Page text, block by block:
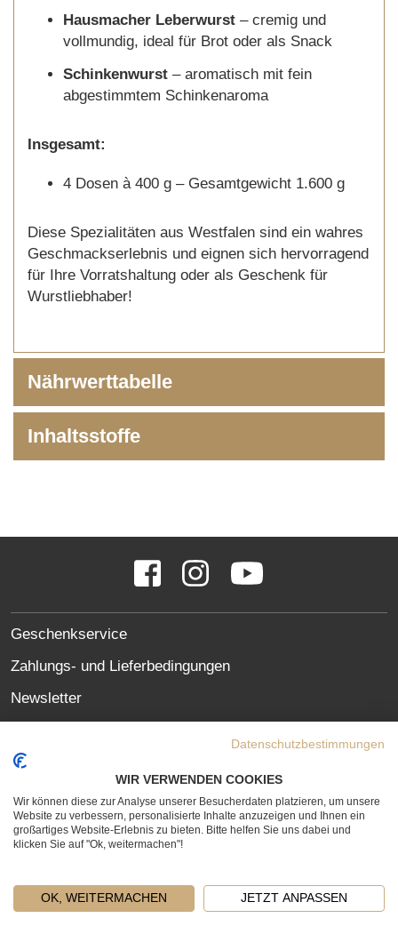
Hausmacher Leberwurst – cremig und
vollmundig, ideal für Brot oder als Snack
Schinkenwurst – aromatisch mit fein
abgestimmtem Schinkenaroma
Insgesamt:
4 Dosen à 400 g – Gesamtgewicht 1.600 g
Diese Spezialitäten aus Westfalen sind ein wahres
Geschmackserlebnis und eignen sich hervorragend
für Ihre Vorratshaltung oder als Geschenk für
Wurstliebhaber!
Nährwerttabelle
Inhaltsstoffe
LINKS
FacebookInstagramYouTube
SITE
LINKS
Geschenkservice
Zahlungs- und Lieferbedingungen
Newsletter
Datenschutzerklärung
Erklärung zur Barrierefreiheit
Widerrufsrecht
LEGAL
KONTAKT AGB IMPRESSUM
Datenschutzbestimmungen
WIR VERWENDEN COOKIES
Wir können diese zur Analyse unserer Besucherdaten platzieren, um unsere
Website zu verbessern, personalisierte Inhalte anzuzeigen und Ihnen ein
großartiges Website-Erlebnis zu bieten. Bitte helfen Sie uns dabei und
klicken Sie auf "Ok, weitermachen"!
OK, WEITERMACHEN JETZT ANPASSEN